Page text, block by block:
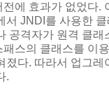
에 효과가 없었다.
서 JNDI를 사용한 클
공격자가 원격 클래
스의 클래스를 이
졌다. 따라서 업그레
.